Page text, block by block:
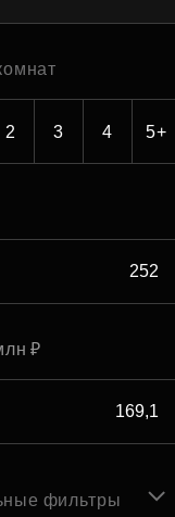
2 3 4 5+
₽
фильтры